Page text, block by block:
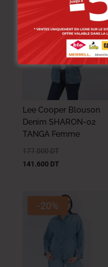
-20%
Lee Cooper Blouson
Denim SHARON-02
TANGA Femme
177.000 DT
141.600 DT
-20%